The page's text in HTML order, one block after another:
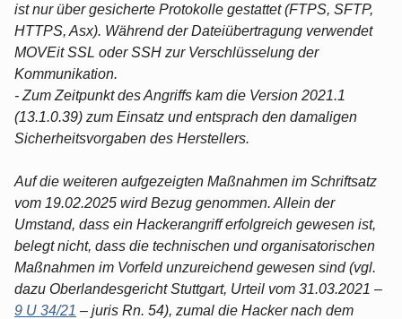
ist nur über gesicherte Protokolle gestattet (FTPS, SFTP,
HTTPS, Asx). Während der Dateiübertragung verwendet
MOVEit SSL oder SSH zur Verschlüsselung der
Kommunikation.
- Zum Zeitpunkt des Angriffs kam die Version 2021.1
(13.1.0.39) zum Einsatz und entsprach den damaligen
Sicherheitsvorgaben des Herstellers.
Auf die weiteren aufgezeigten Maßnahmen im Schriftsatz
vom 19.02.2025 wird Bezug genommen. Allein der
Umstand, dass ein Hackerangriff erfolgreich gewesen ist,
belegt nicht, dass die technischen und organisatorischen
Maßnahmen im Vorfeld unzureichend gewesen sind (vgl.
dazu Oberlandesgericht Stuttgart, Urteil vom 31.03.2021 –
9 U 34/21 – juris Rn. 54), zumal die Hacker nach dem